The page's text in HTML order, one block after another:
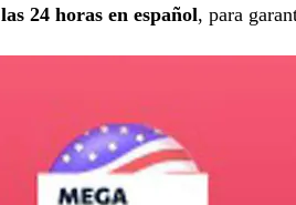
las 24 horas en español, para